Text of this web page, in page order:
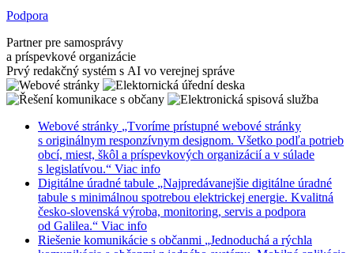
Podpora
Partner pre samosprávy
a príspevkové organizácie
Prvý redakčný systém s AI vo verejnej správe
Webové stránky „Tvoríme prístupné webové stránky
s originálnym responzívnym designom. Všetko podľa potrieb
obcí, miest, škôl a príspevkových organizácií a v súlade
s legislatívou.“ Viac info
Digitálne úradné tabule „Najpredávanejšie digitálne úradné
tabule s minimálnou spotrebou elektrickej energie. Kvalitná
česko-slovenská výroba, monitoring, servis a podpora
od Galilea.“ Viac info
Riešenie komunikácie s občanmi „Jednoduchá a rýchla